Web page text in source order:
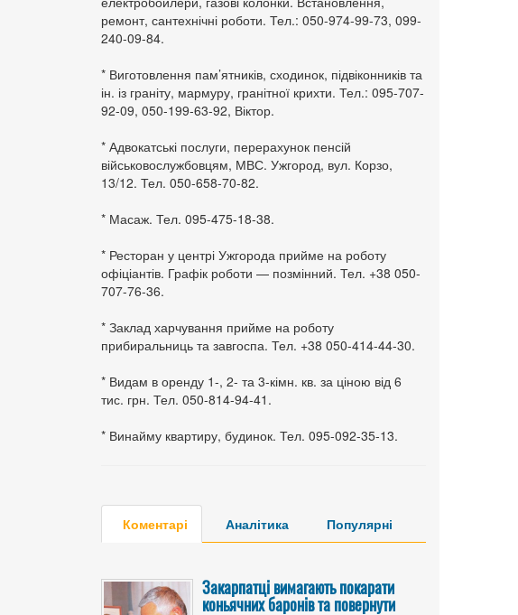
ремонт, сантехнічні роботи. Тел.: 050-974-99-73, 099-
240-09-84.
* Виготовлення пам’ятників, сходинок, підвіконників та
ін. із граніту, мармуру, гранітної крихти. Тел.: 095-707-
92-09, 050-199-63-92, Віктор.
* Адвокатські послуги, перерахунок пенсій
військовослужбовцям, МВС. Ужгород, вул. Корзо,
13/12. Тел. 050-658-70-82.
* Масаж. Тел. 095-475-18-38.
* Ресторан у центрі Ужгорода прийме на роботу
офіціантів. Графік роботи — позмінний. Тел. +38 050-
707-76-36.
* Заклад харчування прийме на роботу
прибиральниць та завгоспа. Тел. +38 050-414-44-30.
* Видам в оренду 1-, 2- та 3-кімн. кв. за ціною від 6
тис. грн. Тел. 050-814-94-41.
* Винайму квартиру, будинок. Тел. 095-092-35-13.
Коментарі Аналітика Популярні
Закарпатці вимагають покарати
коньячних баронів та повернути